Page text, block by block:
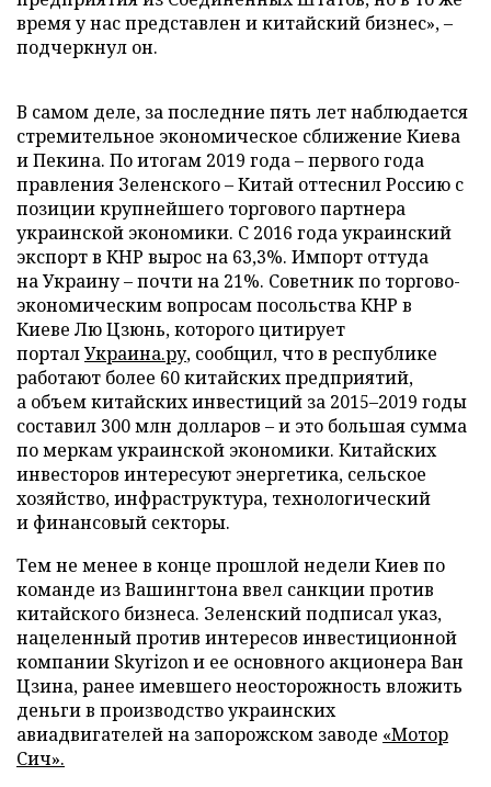
время у нас представлен и китайский бизнес», –
подчеркнул он.
В самом деле, за последние пять лет наблюдается
стремительное экономическое сближение Киева
и Пекина. По итогам 2019 года – первого года
правления Зеленского – Китай оттеснил Россию с
позиции крупнейшего торгового партнера
украинской экономики. С 2016 года украинский
экспорт в КНР вырос на 63,3%. Импорт оттуда
на Украину – почти на 21%. Советник по торгово-
экономическим вопросам посольства КНР в
Киеве Лю Цзюнь, которого цитирует
порталУкраина.ру, сообщил, что в республике
работают более 60 китайских предприятий,
а объем китайских инвестиций за 2015–2019 годы
составил 300 млн долларов – и это большая сумма
по меркам украинской экономики. Китайских
инвесторов интересуют энергетика, сельское
хозяйство, инфраструктура, технологический
и финансовый секторы.
Тем не менее в конце прошлой недели Киев по
команде из Вашингтона ввел санкции против
китайского бизнеса. Зеленский подписал указ,
нацеленный против интересов инвестиционной
компании Skyrizon и ее основного акционера Ван
Цзина, ранее имевшего неосторожность вложить
деньги в производство украинских
авиадвигателей на запорожском заводе «Мотор
Сич».